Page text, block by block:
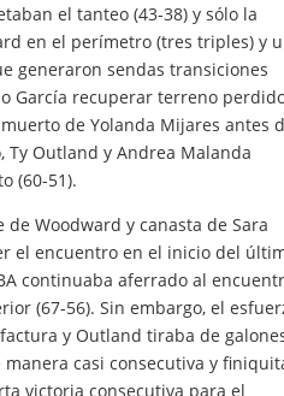
el tanteo (43-38) y sólo la
en el perímetro (tres triples) y
generaron sendas transiciones
García recuperar terreno
de Yolanda Mijares antes
Ty Outland y Andrea Malanda
(60-51).
Woodward y canasta de Sara
el encuentro en el inicio del
continuaba aferrado al
(67-56). Sin embargo, el
y Outland tiraba de
casi consecutiva y
victoria consecutiva para el